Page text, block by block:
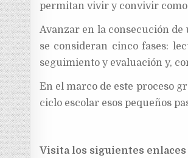
permitan vivir y convivir como
Avanzar en la consecución de
se consideran cinco fases:
seguimiento y evaluación y,
En el marco de este proceso
ciclo escolar esos pequeños
Visita los siguientes